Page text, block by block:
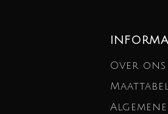
Over ons